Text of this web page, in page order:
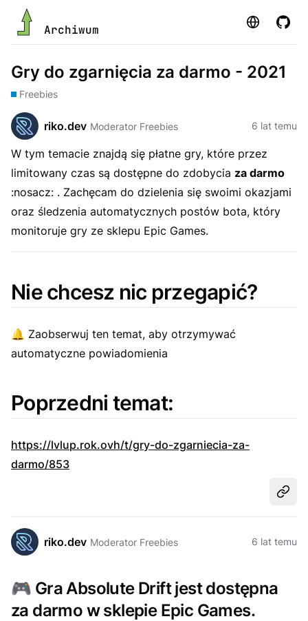
Archiwum Strona
Gry do zgarnięcia za darmo - 2021
Freebies
riko.dev Moderator Freebies 6 lat temu
W tym temacie znajdą się płatne gry, które przez
limitowany czas są dostępne do zdobycia za darmo
:nosacz: . Zachęcam do dzielenia się swoimi okazjami
oraz śledzenia automatycznych postów bota, który
monitoruje gry ze sklepu Epic Games.
Nie chcesz nic przegapić?
🔔 Zaobserwuj ten temat, aby otrzymywać
automatyczne powiadomienia
Poprzedni temat:
https://lvlup.rok.ovh/t/gry-do-zgarniecia-za-
darmo/853
riko.dev Moderator Freebies 6 lat temu
🎮 Gra Absolute Drift jest dostępna
za darmo w sklepie Epic Games.